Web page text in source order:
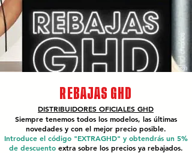
REBAJAS GHD
DISTRIBUIDORES OFICIALES GHD
Siempre tenemos todos los modelos, las últimas
novedades y con el mejor precio posible.
Introduce el código "EXTRAGHD" y obtendrás un 5%
de descuento extra sobre los precios ya rebajados.